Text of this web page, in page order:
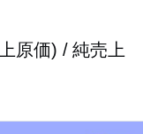
原価) / 純売上